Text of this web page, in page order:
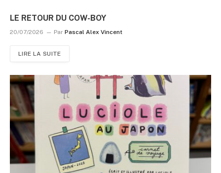
LE RETOUR DU COW-BOY
20/07/2026 Par Pascal Alex Vincent
LIRE LA SUITE